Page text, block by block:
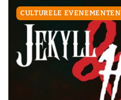
CULTURELE EVENEMENTEN